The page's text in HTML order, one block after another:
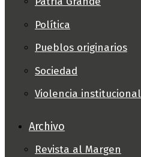
Política
Pueblos originarios
Sociedad
Violencia institucional
Archivo
Revista al Margen